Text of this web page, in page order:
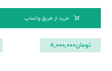
خرید از طریق واتساپ
تومان۸,۰۰۰,۰۰۰